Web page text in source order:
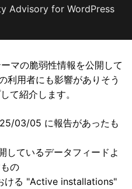
Advisory for WordPress
マの脆弱性情報を公開して
利用者にも影響がありそう
て紹介します。
03/05 に報告があったも
しているデータフィードよ
の
ける "Active installations"